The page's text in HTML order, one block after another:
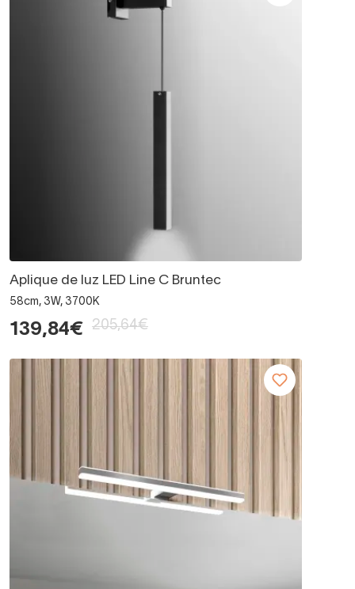
Aplique de luz LED Line C Bruntec
58cm, 3W, 3700K
139,84€ 205,64€